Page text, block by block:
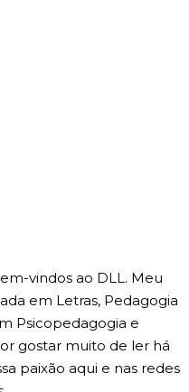
vindos ao DLL. Meu
em Letras, Pedagogia
Psicopedagogia e
gostar muito de ler há
paixão aqui e nas redes